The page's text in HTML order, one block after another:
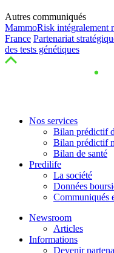
Autres communiqués
MammoRisk intégralement
France Partenariat
des tests génétiques
Nos services
Bilan prédictif
Bilan prédictif
Bilan de santé
Predilife
La société
Données
Communiqués
Newsroom
Articles
Informations
Devenir